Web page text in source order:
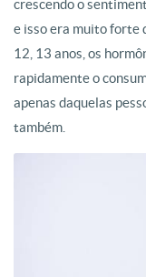
crescendo o
e isso era muito forte
12, 13 anos, os
rapidamente o
apenas daquelas
também.